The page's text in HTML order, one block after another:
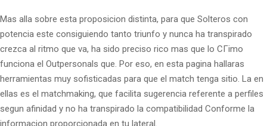
Mas alla sobre esta proposicion distinta, para que Solteros con
potencia este consiguiendo tanto triunfo y nunca ha transpirado
crezca al ritmo que va, ha sido preciso rico mas que lo CГіmo
funciona el Outpersonals que. Por eso, en esta pagina hallaras
herramientas muy sofisticadas para que el match tenga sitio. La en
ellas es el matchmaking, que facilita sugerencia referente a perfiles
segun afinidad y no ha transpirado la compatibilidad Conforme la
informacion proporcionada en tu lateral.